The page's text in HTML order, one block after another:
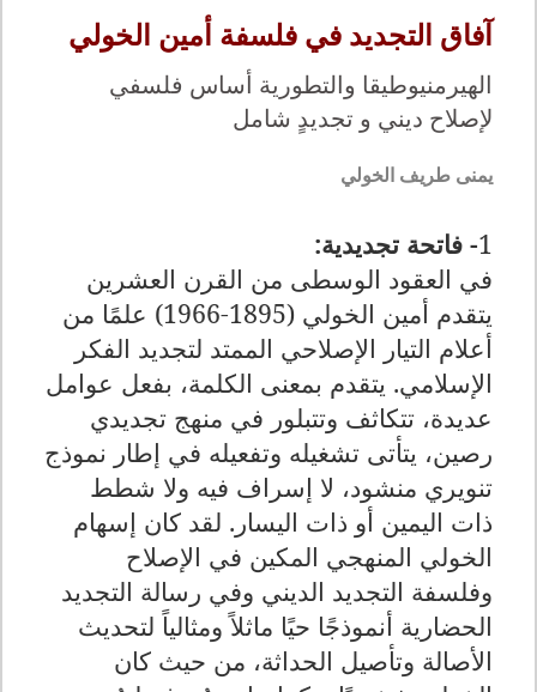
آفاق التجديد في فلسفة أمين الخولي
الهيرمنيوطيقا والتطورية أساس فلسفي
لإصلاح ديني و تجديدٍ شامل
يمنى طريف الخولي
1- فاتحة تجديدية:
في العقود الوسطى من القرن العشرين
يتقدم أمين الخولي (1895-1966) علمًا من
أعلام التيار الإصلاحي الممتد لتجديد الفكر
الإسلامي. يتقدم بمعنى الكلمة، بفعل عوامل
عديدة، تتكاثف وتتبلور في منهج تجديدي
رصين، يتأتى تشغيله وتفعيله في إطار نموذج
تنويري منشود، لا إسراف فيه ولا شطط
ذات اليمين أو ذات اليسار. لقد كان إسهام
الخولي المنهجي المكين في الإصلاح
وفلسفة التجديد الديني وفي رسالة التجديد
الحضارية أنموذجًا حيًا ماثلاً ومثالياً لتحديث
الأصالة وتأصيل الحداثة، من حيث كان